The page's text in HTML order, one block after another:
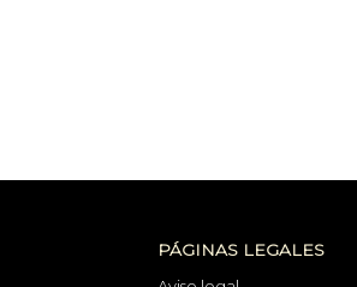
PÁGINAS LEGALES